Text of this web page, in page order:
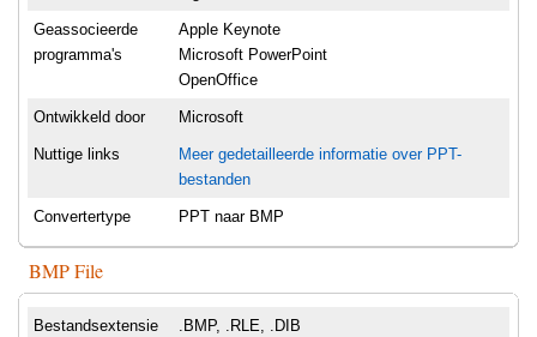
Geassocieerde
programma's
Apple Keynote
Microsoft PowerPoint
OpenOffice
Ontwikkeld door Microsoft
Nuttige links
Meer gedetailleerde informatie over PPT-
bestanden
Convertertype PPT naar BMP
BMP File
Bestandsextensie .BMP, .RLE, .DIB